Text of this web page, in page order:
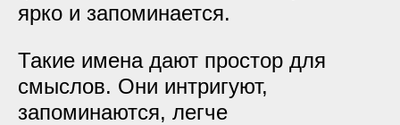
ярко и запоминается.
Такие имена дают простор для
смыслов. Они интригуют,
запоминаются, легче